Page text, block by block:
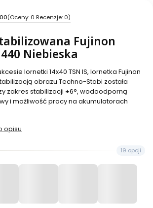
(Oceny: 0 Recenzje: 0)
Fujinon
Niebieska
lornetki 14x40 TSN IS, lornetka Fujinon
obrazu Techno-Stabi została
zakres stabilizacji ±6°, wodoodporną
i możliwość pracy na akumulatorach
opisu
19 opcji